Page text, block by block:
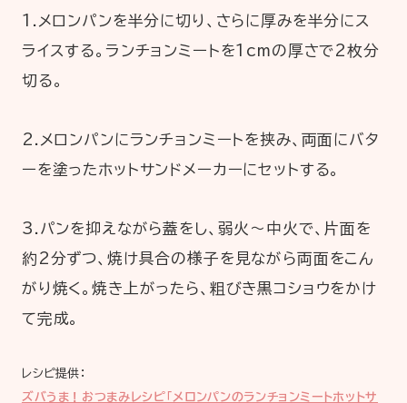
1.メロンパンを半分に切り、さらに厚みを半分にス
ライスする。ランチョンミートを1cmの厚さで2枚分
切る。
2.メロンパンにランチョンミートを挟み、両面にバタ
ーを塗ったホットサンドメーカーにセットする。
3.パンを抑えながら蓋をし、弱火～中火で、片面を
約2分ずつ、焼け具合の様子を見ながら両面をこん
がり焼く。焼き上がったら、粗びき黒コショウをかけ
て完成。
レシピ提供：
ズバうま！おつまみレシピ「メロンパンのランチョンミートホットサ